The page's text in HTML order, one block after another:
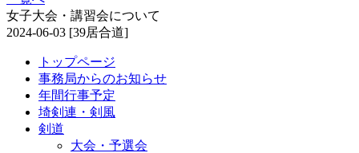
女子大会・講習会について
2024-06-03 [39居合道]
トップページ
事務局からのお知らせ
年間行事予定
埼剣連・剣風
剣道
大会・予選会